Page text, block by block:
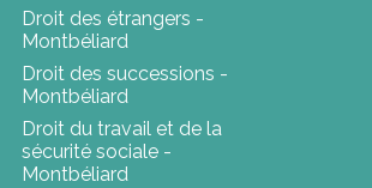
Droit des étrangers -
Montbéliard
Droit des successions -
Montbéliard
Droit du travail et de la
sécurité sociale -
Montbéliard